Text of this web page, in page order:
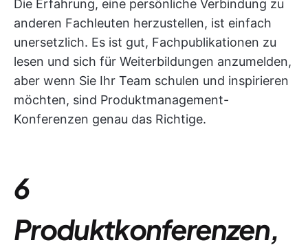
Die Erfahrung, eine persönliche Verbindung zu
anderen Fachleuten herzustellen, ist einfach
unersetzlich. Es ist gut, Fachpublikationen zu
lesen und sich für Weiterbildungen anzumelden,
aber wenn Sie Ihr Team schulen und inspirieren
möchten, sind Produktmanagement-
Konferenzen genau das Richtige.
6
Produktkonferenzen,